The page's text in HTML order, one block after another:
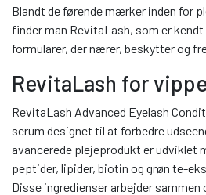
Blandt de førende mærker inden for
finder man RevitaLash, som er
formularer, der nærer, beskytter og
RevitaLash for
RevitaLash Advanced Eyelash
serum designet til at forbedre
avancerede plejeprodukt er udviklet
peptider, lipider, biotin og grøn te-
Disse ingredienser arbejder sammen